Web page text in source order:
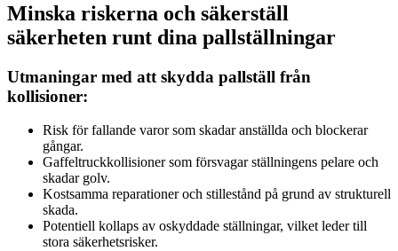
Minska riskerna och säkerställ
säkerheten runt dina pallställningar
Utmaningar med att skydda pallställ från
kollisioner:
Risk för fallande varor som skadar anställda och blockerar
gångar.
Gaffeltruckkollisioner som försvagar ställningens pelare och
skadar golv.
Kostsamma reparationer och stillestånd på grund av strukturell
skada.
Potentiell kollaps av oskyddade ställningar, vilket leder till
stora säkerhetsrisker.